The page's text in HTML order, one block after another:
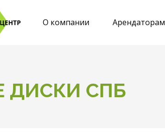
О компании Арендаторам
ДИСКИ СПБ